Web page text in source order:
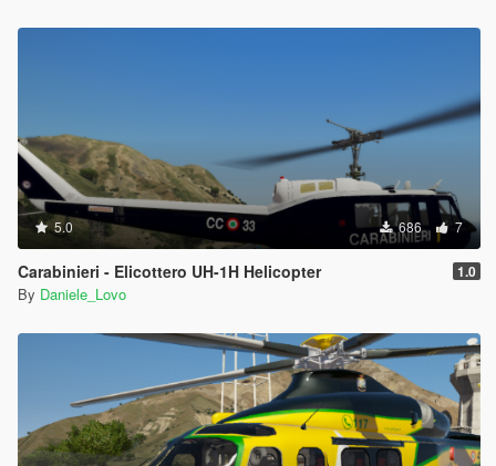
5.0 686 7
Carabinieri - Elicottero UH-1H Helicopter 1.0
By Daniele_Lovo